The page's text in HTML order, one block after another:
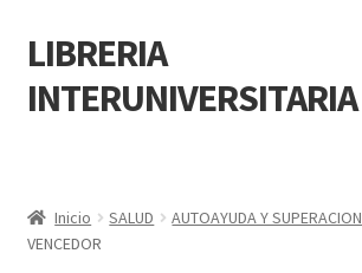
LIBRERIA
INTERUNIVERSITARIA
Carrito
Inicio SALUD AUTOAYUDA Y SUPERACION
VENCEDOR